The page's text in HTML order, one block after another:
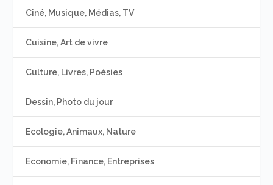
Ciné, Musique, Médias, TV
Cuisine, Art de vivre
Culture, Livres, Poésies
Dessin, Photo du jour
Ecologie, Animaux, Nature
Economie, Finance, Entreprises